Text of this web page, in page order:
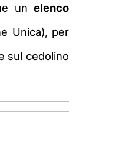
un elenco
Unica), per
sul cedolino